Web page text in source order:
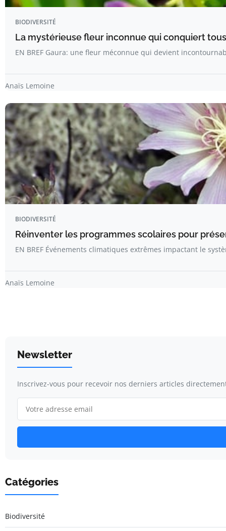
BIODIVERSITÉ
La mystérieuse fleur inconnue qui conquiert
EN BREF Gaura: une fleur méconnue qui devient
Anaïs Lemoine
BIODIVERSITÉ
Réinventer les programmes scolaires pour
EN BREF Événements climatiques extrêmes impactant le
Anaïs Lemoine
Newsletter
Inscrivez-vous pour recevoir nos derniers articles
Catégories
Biodiversité